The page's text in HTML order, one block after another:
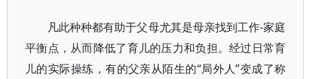
凡此种种都有助于父母尤其是母亲找到工作-家庭
平衡点，从而降低了育儿的压力和负担。经过日常育
儿的实际操练，有的父亲从陌生的“局外人”变成了称